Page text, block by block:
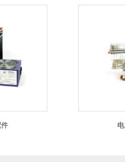
电脑配件